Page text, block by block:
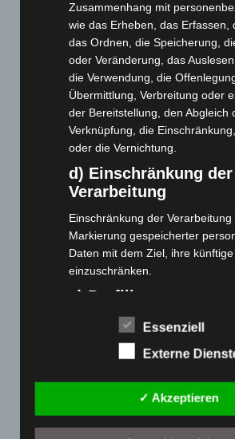
Webseite
Cashback-Aktion
Händler werden
Home
Gemeinsam
Jobs
Reklamation
Elektro-Fahrräder
Elektro-
Zusammenhang mit
wie das Erheben, das Erfassen,
das Ordnen, die Speicherung,
oder Veränderung, das
die Verwendung, die
Übermittlung, Verbreitung oder
der Bereitstellung, den Abgleich
Verknüpfung, die
oder die Vernichtung.
d) Einschränkung der
Verarbeitung
Einschränkung der Verarbeitung
Markierung gespeicherter
Daten mit dem Ziel, ihre
einzuschränken.
e) Profiling
Profiling ist jede Art der
Verarbeitung
besteht, dass diese
Aspekte, die sich auf eine
Aspekte bezüglich
Essenziell
Externe
✓ Akzeptieren